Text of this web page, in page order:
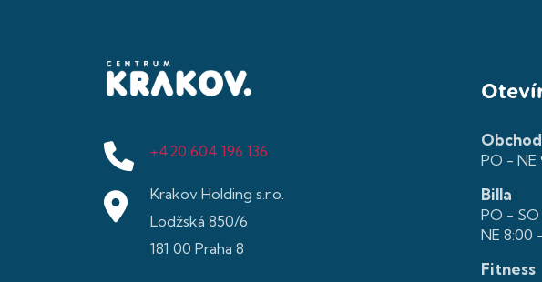
+420 604 196 136
Krakov Holding s.r.o.
Lodžská 850/6
181 00 Praha 8
PO - NE
Billa
PO -
NE 8:00
Fitness